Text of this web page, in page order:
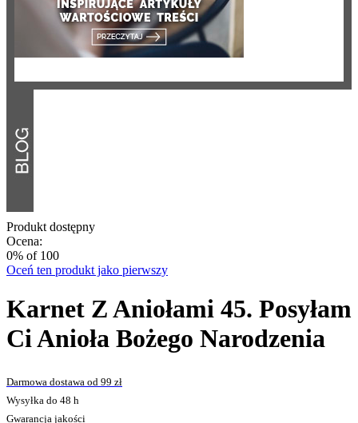
Produkt dostępny
Ocena:
0% of 100
Oceń ten produkt jako pierwszy
Karnet Z Aniołami 45. Posyłam
Ci Anioła Bożego Narodzenia
Darmowa dostawa od 99 zł
Wysyłka do 48 h
Gwarancja jakości